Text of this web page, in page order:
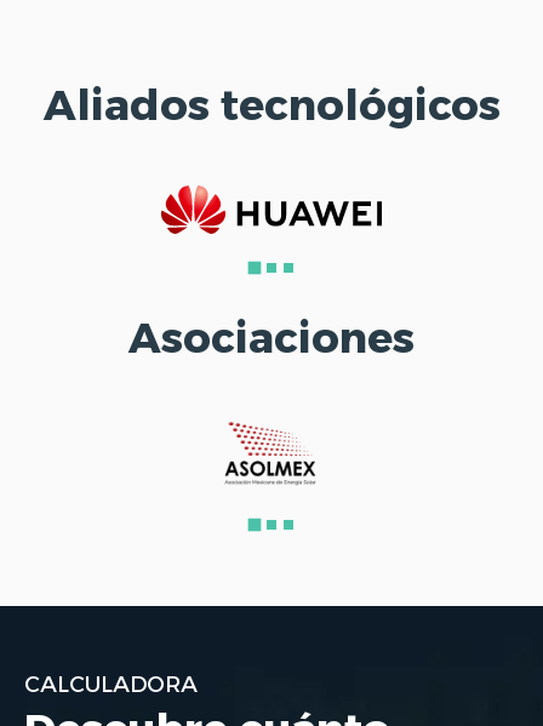
Aliados tecnológicos
Asociaciones
CALCULADORA